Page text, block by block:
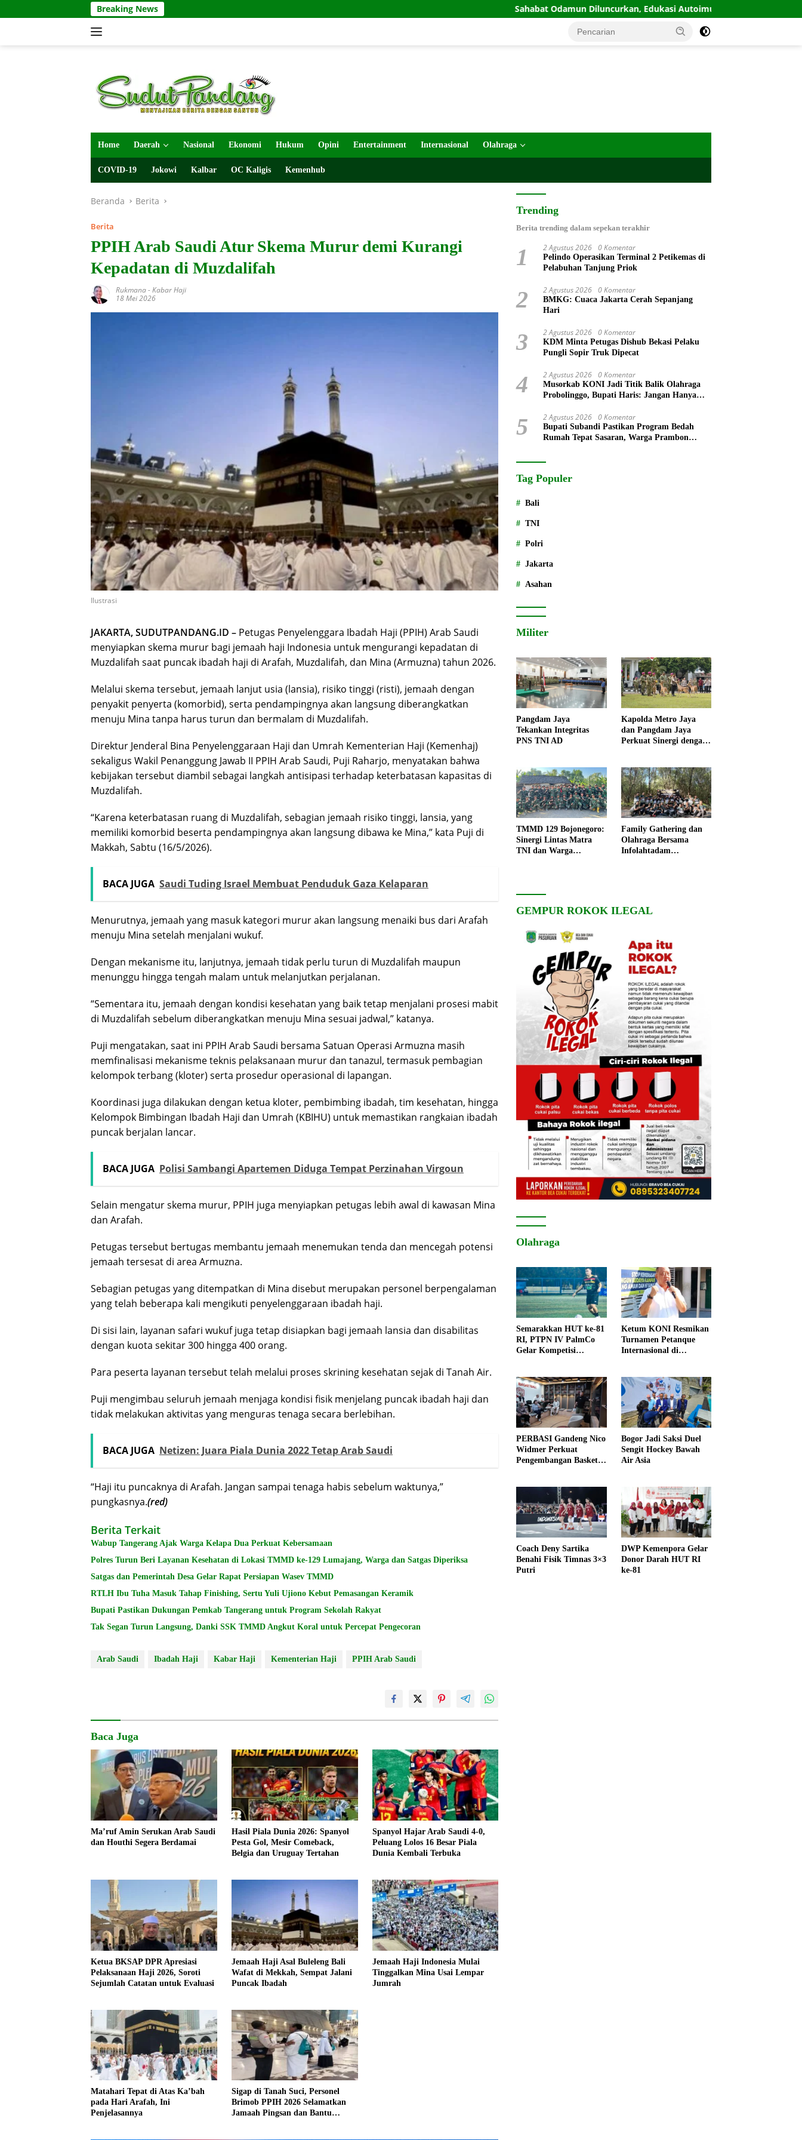
ke
Breaking News Sahabat Odamun Diluncurkan, Edukasi Autoimun Diperkuat
Home Daerah Nasional Ekonomi Hukum Opini Entertainment Internasional Olahraga
COVID-19 Jokowi Kalbar OC Kaligis Kemenhub
Beranda Berita
Berita
PPIH Arab Saudi Atur Skema Murur demi Kurangi
Kepadatan di Muzdalifah
Rukmana-Kabar Haji
18 Mei 2026
Ilustrasi
JAKARTA, SUDUTPANDANG.ID – Petugas Penyelenggara Ibadah Haji (PPIH) Arab Saudi
menyiapkan skema murur bagi jemaah haji Indonesia untuk mengurangi kepadatan di
Muzdalifah saat puncak ibadah haji di Arafah, Muzdalifah, dan Mina (Armuzna) tahun 2026.
Melalui skema tersebut, jemaah lanjut usia (lansia), risiko tinggi (risti), jemaah dengan
penyakit penyerta (komorbid), serta pendampingnya akan langsung diberangkatkan
menuju Mina tanpa harus turun dan bermalam di Muzdalifah.
Direktur Jenderal Bina Penyelenggaraan Haji dan Umrah Kementerian Haji (Kemenhaj)
sekaligus Wakil Penanggung Jawab II PPIH Arab Saudi, Puji Raharjo, menyatakan bahwa
kebijakan tersebut diambil sebagai langkah antisipasi terhadap keterbatasan kapasitas di
Muzdalifah.
“Karena keterbatasan ruang di Muzdalifah, sebagian jemaah risiko tinggi, lansia, yang
memiliki komorbid beserta pendampingnya akan langsung dibawa ke Mina,” kata Puji di
Makkah, Sabtu (16/5/2026).
BACA JUGA Saudi Tuding Israel Membuat Penduduk Gaza Kelaparan
Menurutnya, jemaah yang masuk kategori murur akan langsung menaiki bus dari Arafah
menuju Mina setelah menjalani wukuf.
Dengan mekanisme itu, lanjutnya, jemaah tidak perlu turun di Muzdalifah maupun
menunggu hingga tengah malam untuk melanjutkan perjalanan.
“Sementara itu, jemaah dengan kondisi kesehatan yang baik tetap menjalani prosesi mabit
di Muzdalifah sebelum diberangkatkan menuju Mina sesuai jadwal,” katanya.
Puji mengatakan, saat ini PPIH Arab Saudi bersama Satuan Operasi Armuzna masih
memfinalisasi mekanisme teknis pelaksanaan murur dan tanazul, termasuk pembagian
kelompok terbang (kloter) serta prosedur operasional di lapangan.
Koordinasi juga dilakukan dengan ketua kloter, pembimbing ibadah, tim kesehatan, hingga
Kelompok Bimbingan Ibadah Haji dan Umrah (KBIHU) untuk memastikan rangkaian ibadah
puncak berjalan lancar.
BACA JUGA Polisi Sambangi Apartemen Diduga Tempat Perzinahan Virgoun
Selain mengatur skema murur, PPIH juga menyiapkan petugas lebih awal di kawasan Mina
dan Arafah.
Petugas tersebut bertugas membantu jemaah menemukan tenda dan mencegah potensi
jemaah tersesat di area Armuzna.
Sebagian petugas yang ditempatkan di Mina disebut merupakan personel berpengalaman
yang telah beberapa kali mengikuti penyelenggaraan ibadah haji.
Di sisi lain, layanan safari wukuf juga tetap disiapkan bagi jemaah lansia dan disabilitas
dengan kuota sekitar 300 hingga 400 orang.
Para peserta layanan tersebut telah melalui proses skrining kesehatan sejak di Tanah Air.
Puji mengimbau seluruh jemaah menjaga kondisi fisik menjelang puncak ibadah haji dan
tidak melakukan aktivitas yang menguras tenaga secara berlebihan.
BACA JUGA Netizen: Juara Piala Dunia 2022 Tetap Arab Saudi
“Haji itu puncaknya di Arafah. Jangan sampai tenaga habis sebelum waktunya,”
pungkasnya.(red)
Berita Terkait
Wabup Tangerang Ajak Warga Kelapa Dua Perkuat Kebersamaan
Polres Turun Beri Layanan Kesehatan di Lokasi TMMD ke-129 Lumajang, Warga dan Satgas Diperiksa
Satgas dan Pemerintah Desa Gelar Rapat Persiapan Wasev TMMD
RTLH Ibu Tuha Masuk Tahap Finishing, Sertu Yuli Ujiono Kebut Pemasangan Keramik
Bupati Pastikan Dukungan Pemkab Tangerang untuk Program Sekolah Rakyat
Tak Segan Turun Langsung, Danki SSK TMMD Angkut Koral untuk Percepat Pengecoran
Arab Saudi Ibadah Haji Kabar Haji Kementerian Haji PPIH Arab Saudi
Baca Juga
Ma’ruf Amin Serukan Arab Saudi
dan Houthi Segera Berdamai
Hasil Piala Dunia 2026: Spanyol
Pesta Gol, Mesir Comeback,
Belgia dan Uruguay Tertahan
Spanyol Hajar Arab Saudi 4-0,
Peluang Lolos 16 Besar Piala
Dunia Kembali Terbuka
Ketua BKSAP DPR Apresiasi
Pelaksanaan Haji 2026, Soroti
Sejumlah Catatan untuk Evaluasi
Jemaah Haji Asal Buleleng Bali
Wafat di Mekkah, Sempat Jalani
Puncak Ibadah
Jemaah Haji Indonesia Mulai
Tinggalkan Mina Usai Lempar
Jumrah
Matahari Tepat di Atas Ka’bah
pada Hari Arafah, Ini
Penjelasannya
Sigap di Tanah Suci, Personel
Brimob PPIH 2026 Selamatkan
Jamaah Pingsan dan Bantu
Trending
Berita trending dalam sepekan terakhir
1 2 Agustus 2026 0 Komentar
Pelindo Operasikan Terminal 2 Petikemas di
Pelabuhan Tanjung Priok
2 2 Agustus 2026 0 Komentar
BMKG: Cuaca Jakarta Cerah Sepanjang
Hari
3 2 Agustus 2026 0 Komentar
KDM Minta Petugas Dishub Bekasi Pelaku
Pungli Sopir Truk Dipecat
4 2 Agustus 2026 0 Komentar
Musorkab KONI Jadi Titik Balik Olahraga
Probolinggo, Bupati Haris: Jangan Hanya
5 2 Agustus 2026 0 Komentar
Bupati Subandi Pastikan Program Bedah
Rumah Tepat Sasaran, Warga Prambon
Tag Populer
Bali
TNI
Polri
Jakarta
Asahan
Militer
Pangdam Jaya
Tekankan Integritas
PNS TNI AD
Kapolda Metro Jaya
dan Pangdam Jaya
Perkuat Sinergi dengan
TMMD 129 Bojonegoro:
Sinergi Lintas Matra
TNI dan Warga
Family Gathering dan
Olahraga Bersama
Infolahtadam
GEMPUR ROKOK ILEGAL
Olahraga
Semarakkan HUT ke-81
RI, PTPN IV PalmCo
Gelar Kompetisi
Ketum KONI Resmikan
Turnamen Petanque
Internasional di
PERBASI Gandeng Nico
Widmer Perkuat
Pengembangan Basket
Bogor Jadi Saksi Duel
Sengit Hockey Bawah
Air Asia
Coach Deny Sartika
Benahi Fisik Timnas 3×3
Putri
DWP Kemenpora Gelar
Donor Darah HUT RI
ke-81